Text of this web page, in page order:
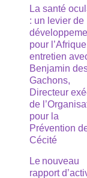
La santé
: un levier de
pour
entretien
Benjamin
Gachons,
Directeur
de
pour la
Prévention
Cécité
Le nouveau
rapport